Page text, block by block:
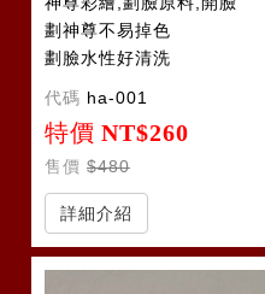
劃神尊不易掉色
劃臉水性好清洗
代碼 ha-001
特價 NT$260
售價 $480
詳細介紹